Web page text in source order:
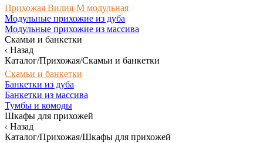
Прихожая Вилия-М модульная
Модульные прихожие из дуба
Модульные прихожие из массива
Скамьи и банкетки
Назад
Каталог/Прихожая/Скамьи и банкетки
Скамьи и банкетки
Банкетки из дуба
Банкетки из массива
Тумбы и комоды
Шкафы для прихожей
Назад
Каталог/Прихожая/Шкафы для прихожей